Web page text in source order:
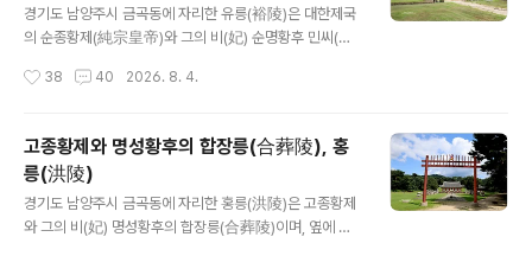
태공원의 상징물이라고도 할 수 있는 높이 22m의 6층 목
조 고층 전망대로 갯골전망대라고도 한다. 흔들전망대는
갯골의 변화무쌍한 역동성을 표현하였다고 하며, 공원의
경기도 남양주시 금곡동에 자리한 유릉(裕陵)은 대한제국
의 순종황제(純宗皇帝)와 그의 비(妃) 순명황후 민씨(純
皇后 尹氏)의 합장릉이다. 유릉은 황제와 두 황후를 함께
순종 우측에 순정황후 좌측에 순명황후의 재궁을 두어 기
존의 원칙을 따르지 않았으며, 이는 중국 황제 능 제도를 따
른 것으로 추정된다고 한다. 유릉(裕陵)은 능침ㆍ침전ㆍ홍
살문 등이 직선형으로 배치된 홍릉과 달리 능침 공간과 제
향 공간의 축이 각기 다르게 배치되었으며, 홍릉에 비해 능
38 40 2026. 8. 4.
고종황제와 명성황후의 합장릉(合葬陵), 홍
릉(洪陵)
경기도 남양주시 금곡동에 자리한 홍릉(洪陵)은 고종황제
와 그의 비(妃) 명성황후의 합장릉(合葬陵)이며, 옆에 있